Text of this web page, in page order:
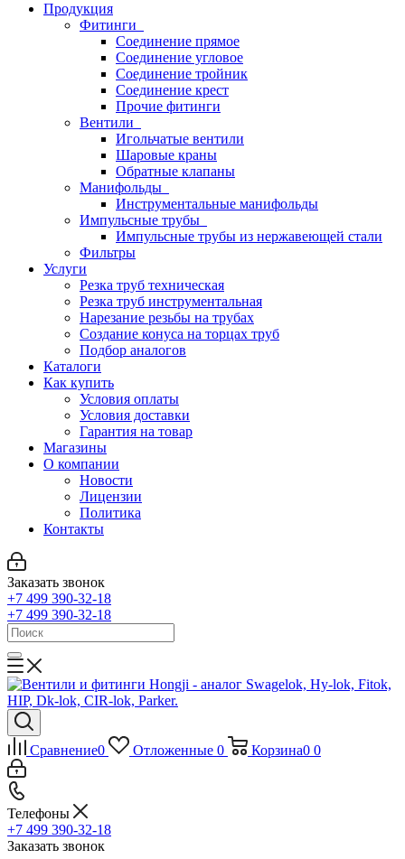
Продукция
Фитинги
Соединение прямое
Соединение угловое
Соединение тройник
Соединение крест
Прочие фитинги
Вентили
Игольчатые вентили
Шаровые краны
Обратные клапаны
Манифольды
Инструментальные манифольды
Импульсные трубы
Импульсные трубы из нержавеющей стали
Фильтры
Услуги
Резка труб техническая
Резка труб инструментальная
Нарезание резьбы на трубах
Создание конуса на торцах труб
Подбор аналогов
Каталоги
Как купить
Условия оплаты
Условия доставки
Гарантия на товар
Магазины
О компании
Новости
Лицензии
Политика
Контакты
Заказать звонок
+7 499 390-32-18
+7 499 390-32-18
Сравнение0 Отложенные 0 Корзина0 0
Телефоны
+7 499 390-32-18
Заказать звонок